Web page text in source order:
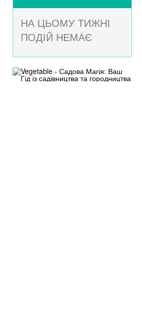
НА ЦЬОМУ ТИЖНІ
ПОДІЙ НЕМАЄ